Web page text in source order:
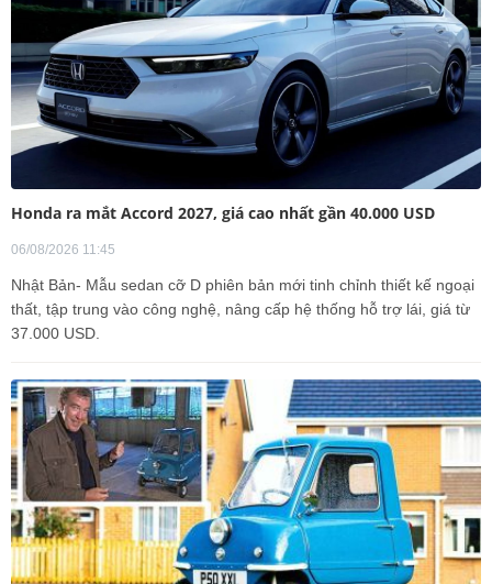
Honda ra mắt Accord 2027, giá cao nhất gần 40.000 USD
06/08/2026 11:45
Nhật Bản- Mẫu sedan cỡ D phiên bản mới tinh chỉnh thiết kế ngoại
thất, tập trung vào công nghệ, nâng cấp hệ thống hỗ trợ lái, giá từ
37.000 USD.